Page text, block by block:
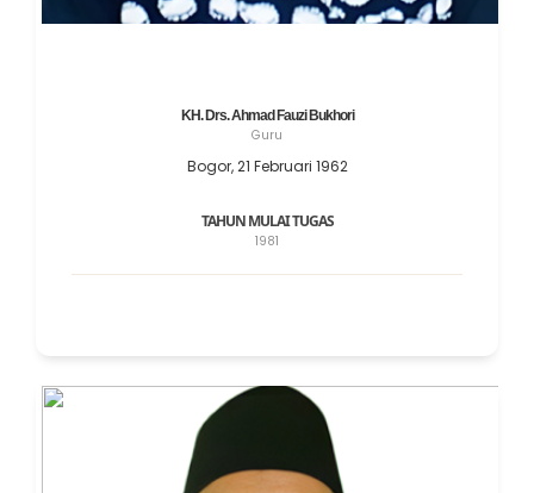
KH. Drs. Ahmad Fauzi Bukhori
Guru
Bogor, 21 Februari 1962
TAHUN MULAI TUGAS
1981